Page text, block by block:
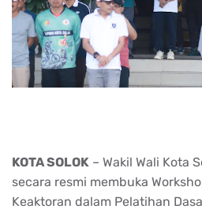
KOTA SOLOK – Wakil Wali Kota
secara resmi membuka
Keaktoran dalam Pelatihan